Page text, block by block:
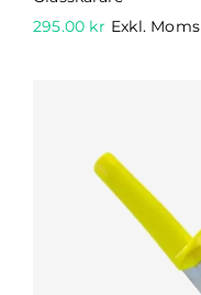
295.00 kr Exkl. Moms